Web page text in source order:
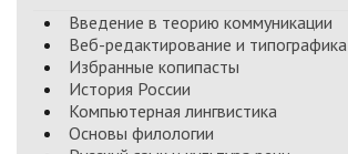
Введение в теорию коммуникации
Веб-редактирование и типографика
Избранные копипасты
История России
Компьютерная лингвистика
Основы филологии